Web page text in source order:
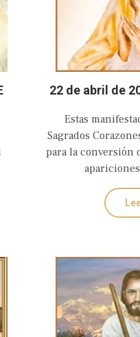
22 de abril de
CORAZÓN
Estas
Sagrados
para la conversión